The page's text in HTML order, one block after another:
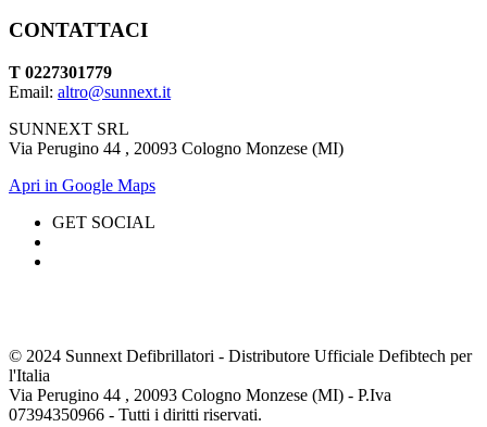
CONTATTACI
T 0227301779
Email: altro@sunnext.it
SUNNEXT SRL
Via Perugino 44 , 20093 Cologno Monzese (MI)
Apri in Google Maps
GET SOCIAL
© 2024 Sunnext Defibrillatori - Distributore Ufficiale Defibtech per
l'Italia
Via Perugino 44 , 20093 Cologno Monzese (MI) - P.Iva
07394350966 - Tutti i diritti riservati.